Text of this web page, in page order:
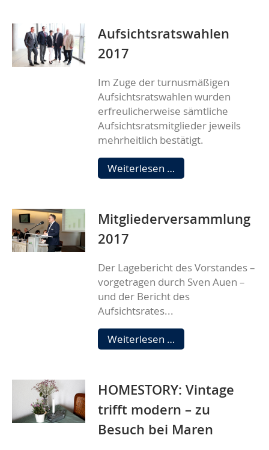
Aufsichtsratswahlen
2017
Im Zuge der turnusmäßigen
Aufsichtsratswahlen wurden
erfreulicherweise sämtliche
Aufsichtsratsmitglieder jeweils
mehrheitlich bestätigt.
Weiterlesen … Aufsichtsratswahlen
2017
Mitgliederversammlung
2017
Der Lagebericht des Vorstandes –
vorgetragen durch Sven Auen –
und der Bericht des
Aufsichtsrates...
Weiterlesen …
2017
HOMESTORY: Vintage
trifft modern – zu
Besuch bei Maren